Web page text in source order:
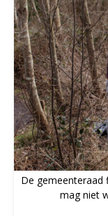
De gemeenteraad
mag niet